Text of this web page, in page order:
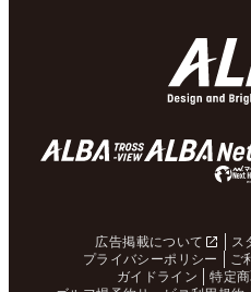
広告掲載について ス
プライバシーポリシー
ご
ガイドライン
特定